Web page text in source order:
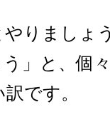
やりましょ
」と、個
です。